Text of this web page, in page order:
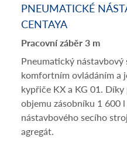
PNEUMATICKÉ
CENTAYA
Pracovní záběr 3 m
Pneumatický
komfortním ovládáním a
kypřiče KX a KG 01.
objemu zásobníku 1 600
nástavbového secího
agregát.